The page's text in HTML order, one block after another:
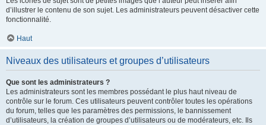
d’illustrer le contenu de son sujet. Les administrateurs peuvent désactiver cette
fonctionnalité.
Haut
Niveaux des utilisateurs et groupes d’utilisateurs
Que sont les administrateurs ?
Les administrateurs sont les membres possédant le plus haut niveau de
contrôle sur le forum. Ces utilisateurs peuvent contrôler toutes les opérations
du forum, telles que les paramètres des permissions, le bannissement
d’utilisateurs, la création de groupes d’utilisateurs ou de modérateurs, etc. Ils